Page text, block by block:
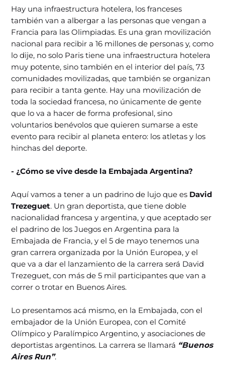
Hay una infraestructura hotelera, los franceses
también van a albergar a las personas que vengan a
Francia para las Olimpiadas. Es una gran movilización
nacional para recibir a 16 millones de personas y, como
lo dije, no solo Paris tiene una infraestructura hotelera
muy potente, sino también en el interior del país, 73
comunidades movilizadas, que también se organizan
para recibir a tanta gente. Hay una movilización de
toda la sociedad francesa, no únicamente de gente
que lo va a hacer de forma profesional, sino
voluntarios benévolos que quieren sumarse a este
evento para recibir al planeta entero: los atletas y los
hinchas del deporte.
- ¿Cómo se vive desde la Embajada Argentina?
Aquí vamos a tener a un padrino de lujo que es David
Trezeguet. Un gran deportista, que tiene doble
nacionalidad francesa y argentina, y que aceptado ser
el padrino de los Juegos en Argentina para la
Embajada de Francia, y el 5 de mayo tenemos una
gran carrera organizada por la Unión Europea, y el
que va a dar el lanzamiento de la carrera será David
Trezeguet, con más de 5 mil participantes que van a
correr o trotar en Buenos Aires.
Lo presentamos acá mismo, en la Embajada, con el
embajador de la Unión Europea, con el Comité
Olímpico y Paralímpico Argentino, y asociaciones de
deportistas argentinos. La carrera se llamará “Buenos
Aires Run”.